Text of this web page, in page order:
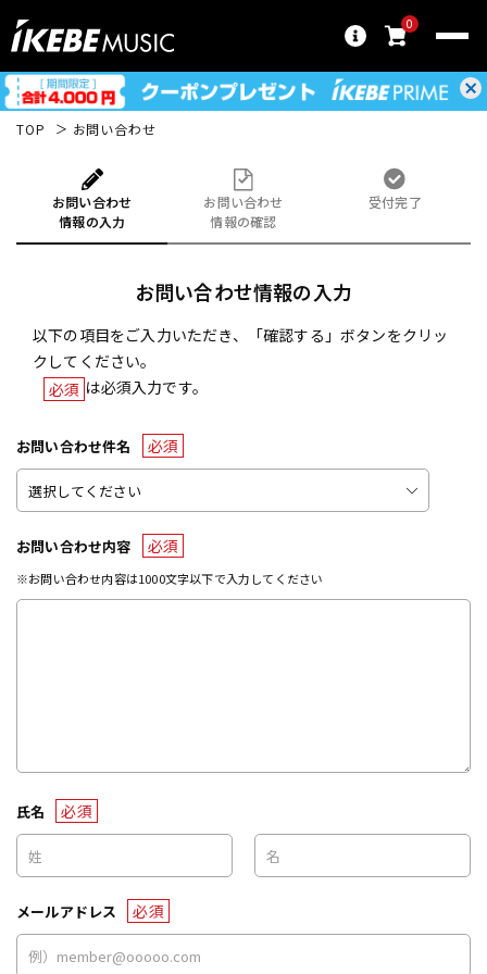
0
TOP お問い合わせ
お問い合わせ
情報の入力
お問い合わせ
情報の確認
受付完了
お問い合わせ情報の入力
以下の項目をご入力いただき、「確認する」ボタンをクリッ
クしてください。
必須 は必須入力です。
お問い合わせ件名 必須
お問い合わせ内容 必須
※お問い合わせ内容は1000文字以下で入力してください
氏名 必須
メールアドレス 必須